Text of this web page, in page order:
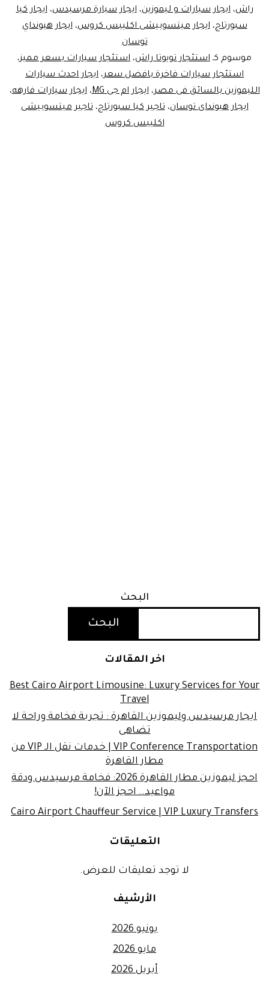
راش،ايجار سيارات و ليموزين،ايجار سيارة مرسيدس،ايجار كيا
سبورتاج،ايجار ميتسوبيشى اكليبس كروس،ايجار هيونداي
توسان
موسوم كـ استئجار تويوتا راش، استئجار سيارات بسعر مميز،
استئجار سيارات فاخرة بافضل سعر، ايجار احدث سيارات
الليموزين بالسائق فى مصر،ايجار ام جى MG ،ايجار سيارات فارهه،
ايجار هيونداى توسان،تاجير كيا سبورتاج،تاجير ميتسوبيشى
اكليبس كروس
البحث
البحث
اخر المقالات
Best Cairo Airport Limousine: Luxury Services for Your
Travel
ايجار مرسيدس وليموزين القاهرة : تجربة فخامة وراحة لا
تضاهى
VIP Conference Transportation | خدمات نقل الـ VIP من
مطار القاهرة
احجز ليموزين مطار القاهرة 2026: فخامة مرسيدس ودقة
مواعيد.. احجز الآن!
Cairo Airport Chauffeur Service | VIP Luxury Transfers
التعليقات
لا توجد تعليقات للعرض.
الأرشيف
يونيو 2026
مايو 2026
أبريل 2026